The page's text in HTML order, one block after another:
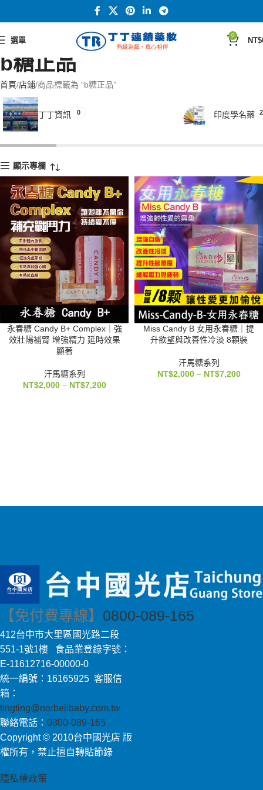
選單
0
NT$
b糖正品
首頁 店鋪 商品標籤為 “b糖正品”
丁丁資訊 0 印度學名藥
顯示專欄
永春糖 Candy B+ Complex｜強
效壯陽補腎 增強精力 延時效果
顯著
汗馬糖系列
NT$2,000 – NT$7,200
Miss Candy B 女用永春糖｜提
升欲望與改善性冷淡 8顆裝
汗馬糖系列
NT$2,000 – NT$7,200
【免付費專線】 0800-089-165
412台中市大里區國光路二段
551-1號1樓 食品業登錄字號：
E-11612716-00000-0
統一編號：16165925 客服信
箱：
tingting@norbeilbaby.com.tw
聯絡電話： 0800-089-165
Copyright © 2010台中國光店 版
權所有，禁止擅自轉貼節錄
隱私權政策